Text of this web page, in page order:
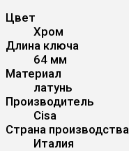
Цвет
Хром
Длина ключа
64 мм
Материал
латунь
Производитель
Cisa
Страна производства
Италия